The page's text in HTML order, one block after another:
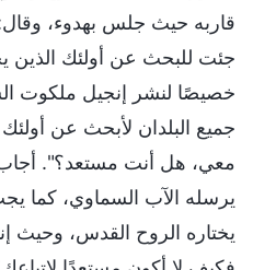
قاربه حيث جلس بهدوء،
جئت للبحث عن أولئك الذين
خصيصًا لنشر إنجيل ملكوت
جميع البلدان لأبحث عن
معي، هل أنت مستعد؟".
يرسله الآب السماوي، كما
يختاره الروح القدس، وحيث